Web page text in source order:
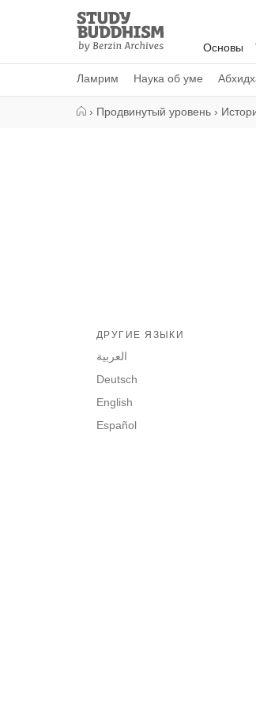
Study
Buddhism
Home
Основы
Ламрим Наука об уме
› Продвинутый уровень ›
ДРУГИЕ ЯЗЫКИ
العربية
Deutsch
English
Español